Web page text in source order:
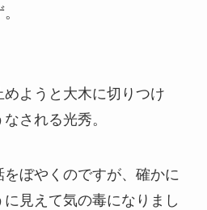
めようと大木に切りつけ
される光秀。
ぼやくのですが、確かに
見えて気の毒になりまし